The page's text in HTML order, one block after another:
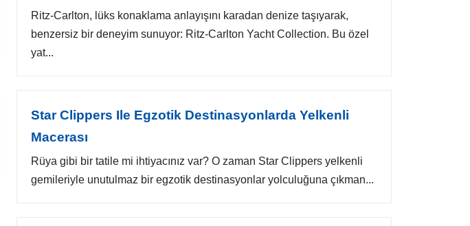
Ritz-Carlton, lüks konaklama anlayışını karadan denize taşıyarak,
benzersiz bir deneyim sunuyor: Ritz-Carlton Yacht Collection. Bu özel
yat...
Star Clippers Ile Egzotik Destinasyonlarda Yelkenli
Macerası
Rüya gibi bir tatile mi ihtiyacınız var? O zaman Star Clippers yelkenli
gemileriyle unutulmaz bir egzotik destinasyonlar yolculuğuna çıkman...